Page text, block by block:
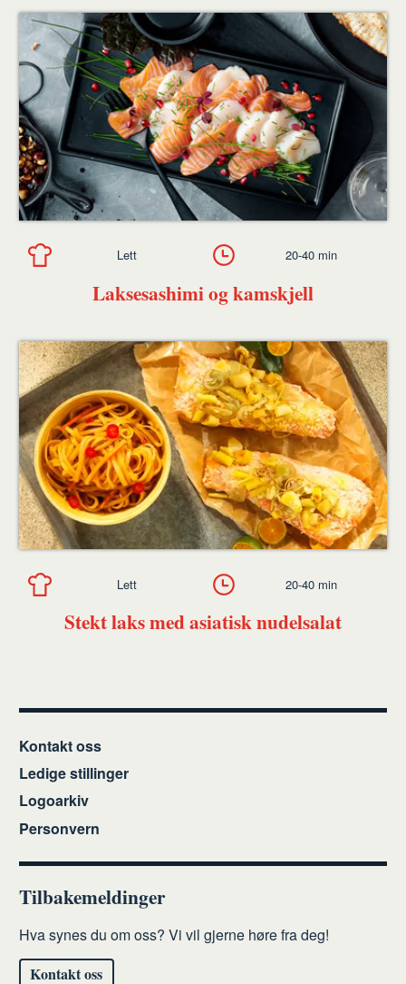
Laksesashimi og kamskjell
Lett 20-40 min
Stekt laks med asiatisk nudelsalat
Lett 20-40 min
Kontakt oss
Ledige stillinger
Logoarkiv
Personvern
Tilbakemeldinger
Hva synes du om oss? Vi vil gjerne høre fra deg!
Kontakt oss